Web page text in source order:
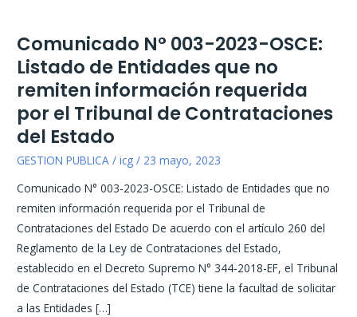
contentComunicado N° 003-2023-OSCE:
Listado de Entidades que no
remiten información requerida
por el Tribunal de Contrataciones
del Estado
GESTION PUBLICA /icg/ 23 mayo, 2023
Comunicado N° 003-2023-OSCE: Listado de Entidades que no
remiten información requerida por el Tribunal de
Contrataciones del Estado De acuerdo con el artículo 260 del
Reglamento de la Ley de Contrataciones del Estado,
establecido en el Decreto Supremo N° 344-2018-EF, el Tribunal
de Contrataciones del Estado (TCE) tiene la facultad de solicitar
a las Entidades […]
Comunicado
N°
2023-
OSCE:
Listado
de
Entidades
no
remiten
información
requerida
por